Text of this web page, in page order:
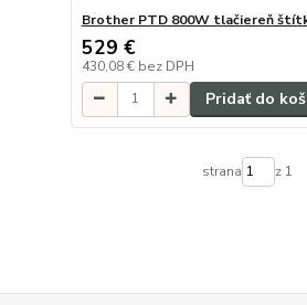
Brother PTD 800W tlačiereň
529 €
430,08 € bez DPH
Pridať do
strana z 1